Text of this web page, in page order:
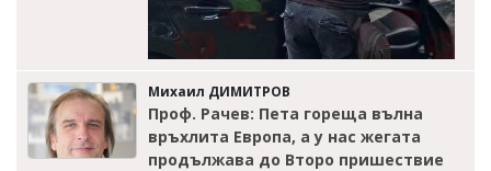
Михаил ДИМИТРОВ
Проф. Рачев: Пета гореща вълна
връхлита Европа, а у нас жегата
продължава до Второ пришествие